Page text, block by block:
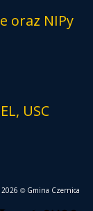
oraz NIPy
USC
2026 © Gmina Czernica